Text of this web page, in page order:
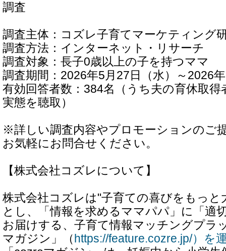
調査
調査主体：コズレ子育てマーケティング
調査方法：インターネット・リサーチ
調査対象：長子0歳以上の子を持つママ
調査期間：2026年5月27日（水）～2026
有効回答者数：384名（うち夫の育休取得
実態を聴取）
※詳しい調査内容やプロモーションのご
お気軽にお問合せください。
【株式会社コズレについて】
株式会社コズレは"子育ての喜びをもっと
とし、「情報を求めるママパパ」に「適
お届けする、子育て情報マッチングプラ
マガジン」（ https://feature.cozre.jp/）を